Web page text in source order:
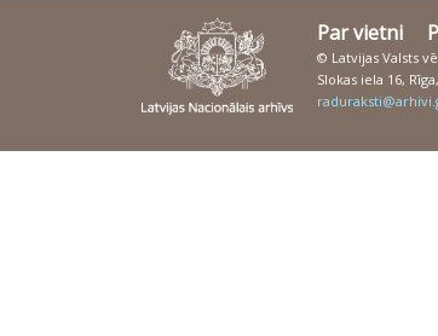
Par vietni
© Latvijas Valsts
Slokas iela 16,